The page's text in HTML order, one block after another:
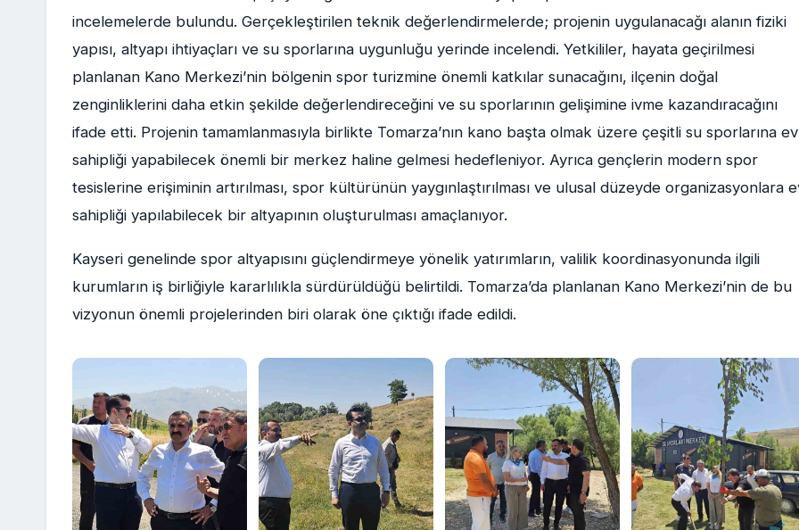
incelemelerde bulundu. Gerçekleştirilen teknik değerlendirmelerde; projenin uygulanacağı alanın fiziki
yapısı, altyapı ihtiyaçları ve su sporlarına uygunluğu yerinde incelendi. Yetkililer, hayata geçirilmesi
planlanan Kano Merkezi’nin bölgenin spor turizmine önemli katkılar sunacağını, ilçenin doğal
zenginliklerini daha etkin şekilde değerlendireceğini ve su sporlarının gelişimine ivme kazandıracağını
ifade etti. Projenin tamamlanmasıyla birlikte Tomarza’nın kano başta olmak üzere çeşitli su sporlarına ev
sahipliği yapabilecek önemli bir merkez haline gelmesi hedefleniyor. Ayrıca gençlerin modern spor
tesislerine erişiminin artırılması, spor kültürünün yaygınlaştırılması ve ulusal düzeyde organizasyonlara
sahipliği yapılabilecek bir altyapının oluşturulması amaçlanıyor.
Kayseri genelinde spor altyapısını güçlendirmeye yönelik yatırımların, valilik koordinasyonunda ilgili
kurumların iş birliğiyle kararlılıkla sürdürüldüğü belirtildi. Tomarza’da planlanan Kano Merkezi’nin de bu
vizyonun önemli projelerinden biri olarak öne çıktığı ifade edildi.